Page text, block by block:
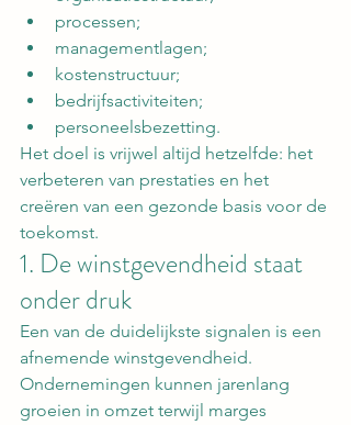
processen;
managementlagen;
kostenstructuur;
bedrijfsactiviteiten;
personeelsbezetting.
Het doel is vrijwel altijd hetzelfde: het
verbeteren van prestaties en het
creëren van een gezonde basis voor de
toekomst.
1. De winstgevendheid staat
onder druk
Een van de duidelijkste signalen is een
afnemende winstgevendheid.
Ondernemingen kunnen jarenlang
groeien in omzet terwijl marges